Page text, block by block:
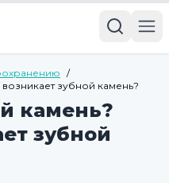
/
зубной камень?
камень?
зубной